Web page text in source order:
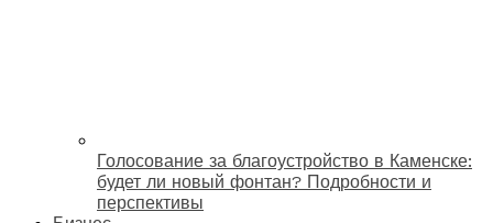
Голосование за благоустройство в Каменске:
будет ли новый фонтан? Подробности и
перспективы